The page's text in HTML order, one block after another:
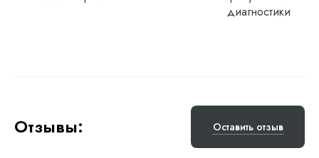
диагностики
Отзывы: Оставить отзыв